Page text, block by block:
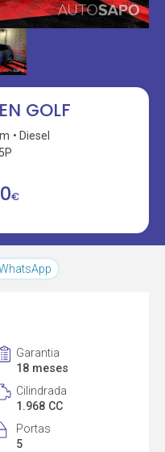
GOLF
Diesel
€
Garantia
18 meses
Cilindrada
1.968 CC
Portas
5